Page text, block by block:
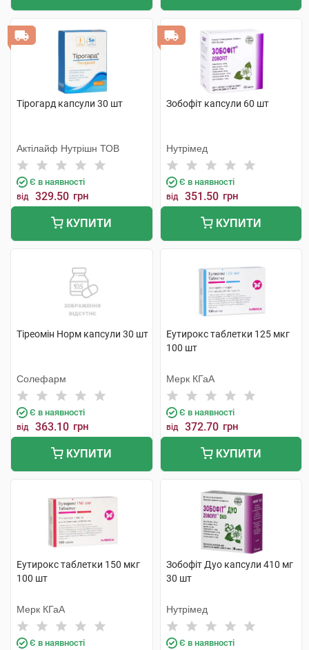
Тірогард капсули 30 шт
Актілайф Нутрішн ТОВ
Є в наявності
від 329.50 грн
КУПИТИ
Зобофіт капсули 60 шт
Нутрімед
Є в наявності
від 351.50 грн
КУПИТИ
Тіреомін Норм капсули 30 шт
Солефарм
Є в наявності
від 363.10 грн
КУПИТИ
Еутирокс таблетки 125 мкг
100 шт
Мерк КГаА
Є в наявності
від 372.70 грн
КУПИТИ
Еутирокс таблетки 150 мкг
100 шт
Мерк КГаА
Є в наявності
Зобофіт Дуо капсули 410 мг
30 шт
Нутрімед
Є в наявності